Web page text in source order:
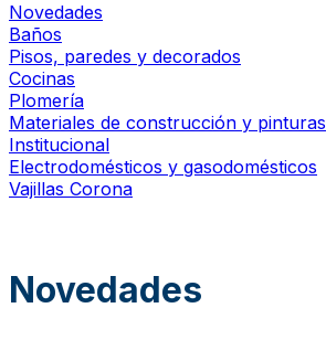
Novedades
Baños
Pisos, paredes y decorados
Cocinas
Plomería
Materiales de construcción y pinturas
Institucional
Electrodomésticos y gasodomésticos
Vajillas Corona
Novedades